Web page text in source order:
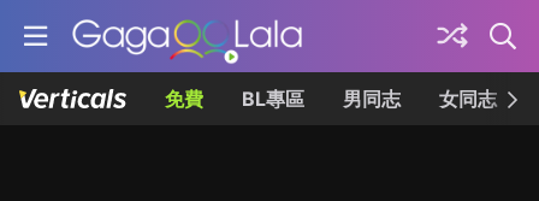
免費 BL專區 男同志 女同志